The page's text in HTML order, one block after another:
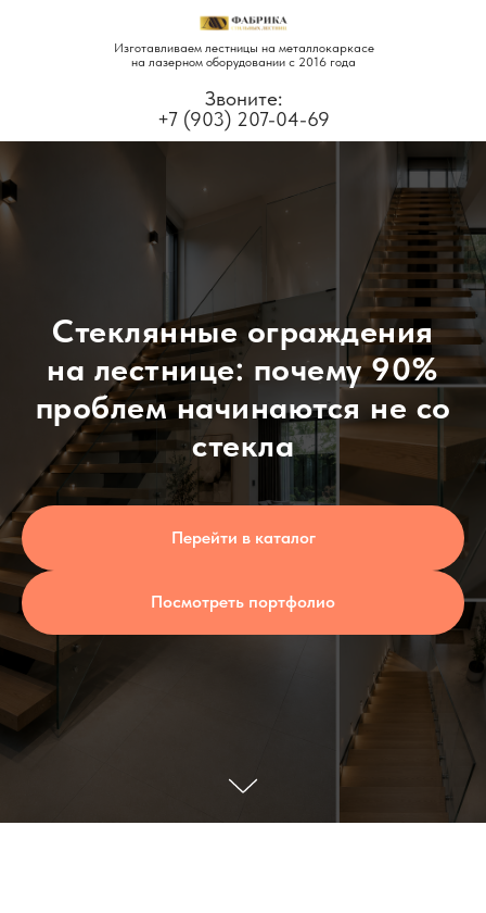
+7 (903) 207-04-69
Звоните:
Изготавливаем лестницы на металлокаркасе
на лазерном оборудовании с 2016 года
Стеклянные ограждения
на лестнице: почему 90%
проблем начинаются не со
стекла
Перейти в каталог
Посмотреть портфолио